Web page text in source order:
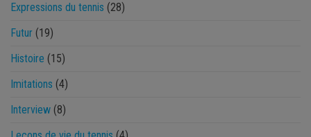
Expressions du tennis (28)
Futur (19)
Histoire (15)
Imitations (4)
Interview (8)